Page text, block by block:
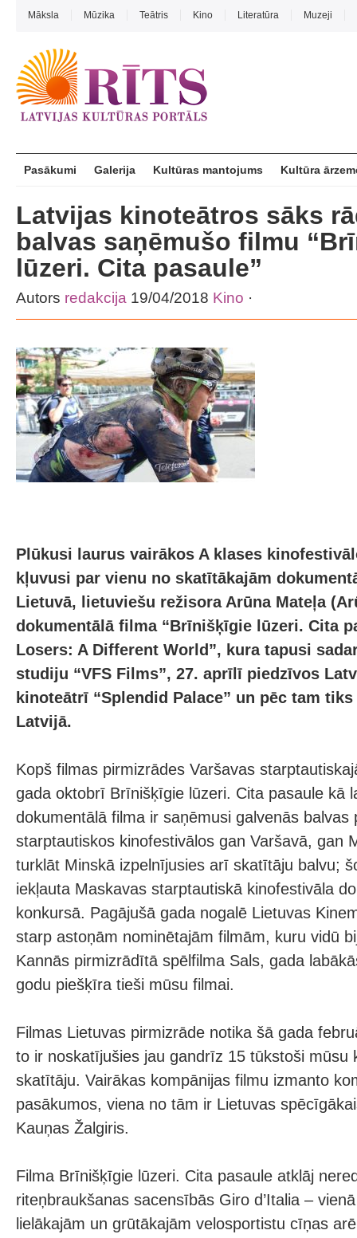
Māksla Mūzika Teātris Kino Literatūra Muzeji
Pasākumi Galerija Kultūras mantojums Kultūra
Latvijas kinoteātros sāks
balvas saņēmušo filmu
lūzeri. Cita pasaule”
Autors redakcija 19/04/2018 Kino ·
Plūkusi laurus vairākos A klases
kļuvusi par vienu no skatītākajām
Lietuvā, lietuviešu režisora Arūna Mateļa
dokumentālā filma “Brīnišķīgie lūzeri. Cita
Losers: A Different World”, kura tapusi
studiju “VFS Films”, 27. aprīlī piedzīvos
kinoteātrī “Splendid Palace” un pēc tam
Latvijā.
Kopš filmas pirmizrādes Varšavas
gada oktobrī Brīnišķīgie lūzeri. Cita pasaule kā
dokumentālā filma ir saņēmusi galvenās balvas
starptautiskos kinofestivālos gan Varšavā, gan
turklāt Minskā izpelnījusies arī skatītāju balvu;
iekļauta Maskavas starptautiskā kinofestivāla
konkursā. Pagājušā gada nogalē Lietuvas
starp astoņām nominētajām filmām, kuru vidū
Kannās pirmizrādītā spēlfilma Sals, gada
godu piešķīra tieši mūsu filmai.
Filmas Lietuvas pirmizrāde notika šā gada
to ir noskatījušies jau gandrīz 15 tūkstoši mūsu
skatītāju. Vairākas kompānijas filmu izmanto
pasākumos, viena no tām ir Lietuvas
Kauņas Žalgiris.
Filma Brīnišķīgie lūzeri. Cita pasaule atklāj
riteņbraukšanas sacensībās Giro d’Italia –
lielākajām un grūtākajām velosportistu cīņas